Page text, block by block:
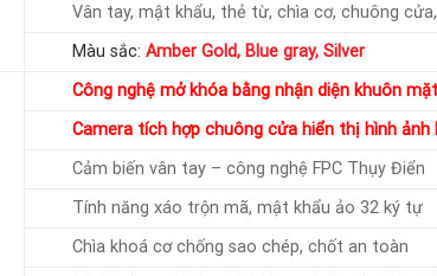
Vân tay, mật khẩu, thẻ từ, chìa cơ, chuông cửa,
Màu sắc: Amber Gold, Blue gray, Silver
Công nghệ mở khóa bằng nhận diện khuôn
Camera tích hợp chuông cửa hiển thị hình ảnh
Cảm biến vân tay – công nghệ FPC Thụy Điển
Tính năng xáo trộn mã, mật khẩu ảo 32 ký tự
Chìa khoá cơ chống sao chép, chốt an toàn